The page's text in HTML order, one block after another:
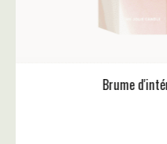
Brume